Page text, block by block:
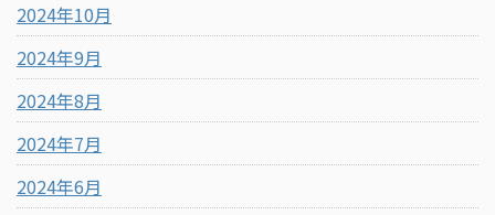
2024年10月
2024年9月
2024年8月
2024年7月
2024年6月